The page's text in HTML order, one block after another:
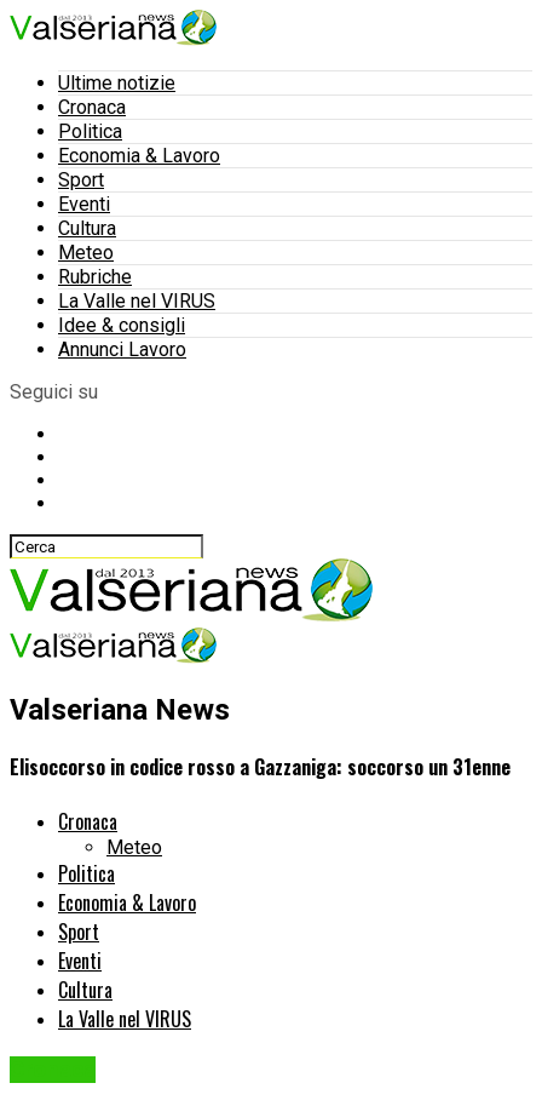
Ultime notizie
Cronaca
Politica
Economia & Lavoro
Sport
Eventi
Cultura
Meteo
Rubriche
La Valle nel VIRUS
Idee & consigli
Annunci Lavoro
Seguici su
Valseriana News
Elisoccorso in codice rosso a Gazzaniga: soccorso un 31enne
Cronaca
Meteo
Politica
Economia & Lavoro
Sport
Eventi
Cultura
La Valle nel VIRUS